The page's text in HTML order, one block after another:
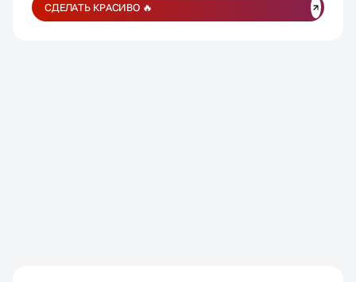
СДЕЛАТЬ КРАСИВО 🔥